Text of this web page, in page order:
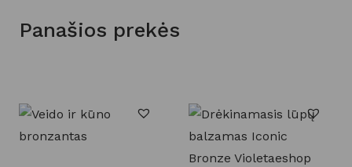
Panašios prekės